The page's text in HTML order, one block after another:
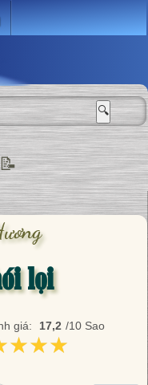
🔍
lọi
giá: 17,2 /10 Sao